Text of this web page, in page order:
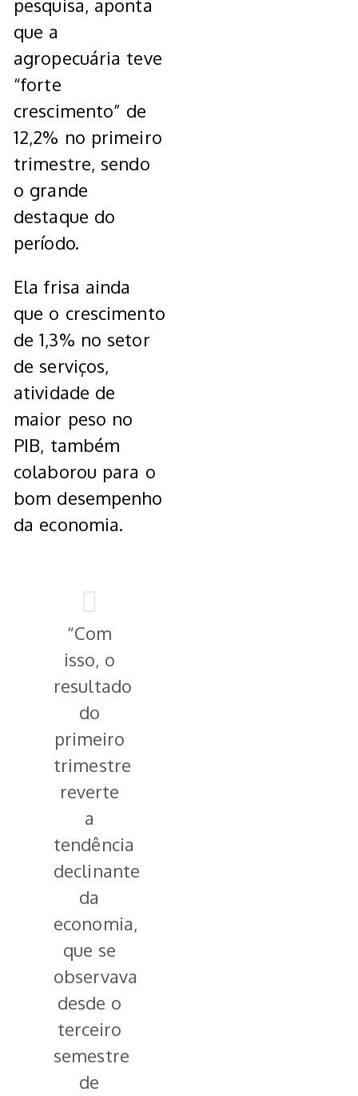
pesquisa, aponta
que a
agropecuária teve
“forte
crescimento” de
12,2% no primeiro
trimestre, sendo
o grande
destaque do
período.
Ela frisa ainda
que o crescimento
de 1,3% no setor
de serviços,
atividade de
maior peso no
PIB, também
colaborou para o
bom desempenho
da economia.
“Com
isso, o
resultado
do
primeiro
trimestre
reverte
a
tendência
declinante
da
economia,
que se
observava
desde o
terceiro
semestre
de